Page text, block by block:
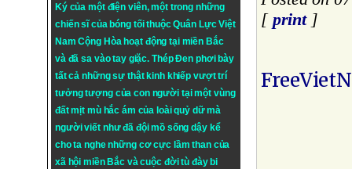
Ký của một điện viên, một trong những
chiến sĩ của bóng tối thuộc Quân Lực Việt
Nam Cộng Hòa hoạt động tại miền Bắc
và đã sa vào tay giặc. Thép Đen phơi bày
tất cả những sự thật kinh khiếp vượt trí
tưởng tượng của con người tại một vùng
đất mịt mù hắc ám của loài quỷ dữ mà
người viết như đã đội mồ sống dậy kể
cho ta nghe những cơ cực lầm than của
xã hội miền Bắc và cuộc đời tù đày bi
[ print]